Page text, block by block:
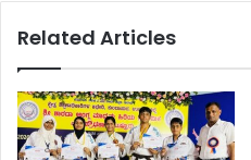
Related Articles